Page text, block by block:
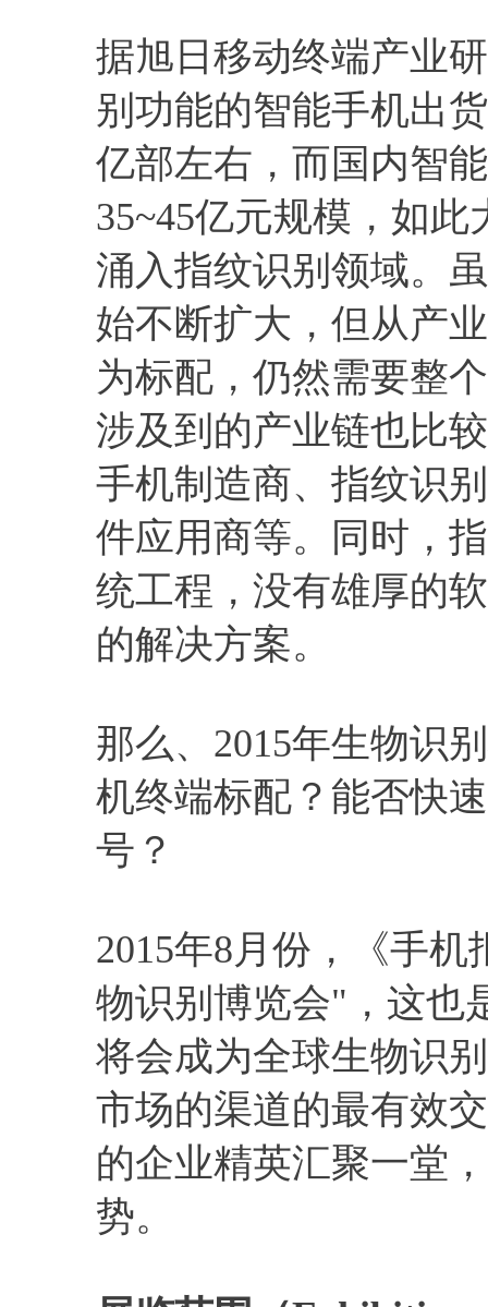
据旭日移动终端产业
别功能的智能手机出
亿部左右，而国内智
35~45亿元规模，如
涌入指纹识别领域。
始不断扩大，但从产
为标配，仍然需要整
涉及到的产业链也比
手机制造商、指纹识
件应用商等。同时，
统工程，没有雄厚的
的解决方案。
那么、2015年生物识
机终端标配？能否快
号？
2015年8月份，《手
物识别博览会"，这也
将会成为全球生物识
市场的渠道的最有效
的企业精英汇聚一堂
势。